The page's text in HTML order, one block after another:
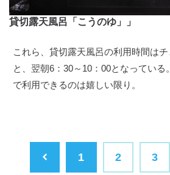
貸切露天風呂「こうのゆ」」
これら、貸切露天風呂の利用時間は
と、翌朝6：30～10：00となってい
で利用できるのは嬉しい限り。
1 2 3